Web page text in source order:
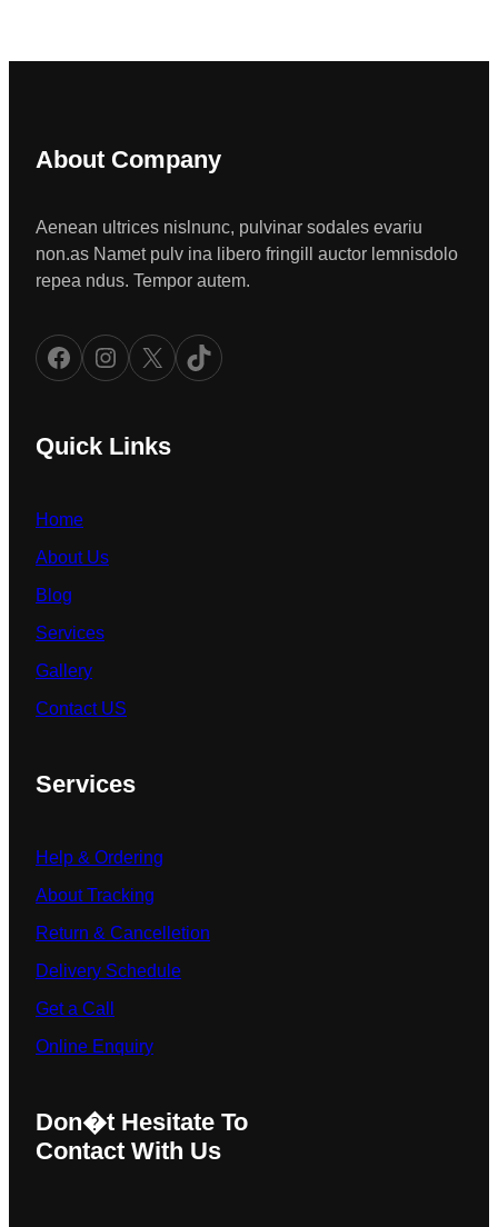
About Company
Aenean ultrices nislnunc, pulvinar sodales evariu
non.as Namet pulv ina libero fringill auctor lemnisdolo
repea ndus. Tempor autem.
Facebook Instagram X TikTok
Quick Links
Home
About Us
Blog
Services
Gallery
Contact US
Services
Help & Ordering
About Tracking
Return & Cancelletion
Delivery Schedule
Get a Call
Online Enquiry
Don�t Hesitate To
Contact With Us